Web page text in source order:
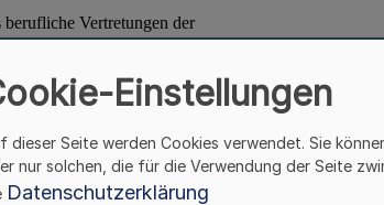
Einstellungen
dieser Seite werden Cookies verwendet. Sie
nur solchen, die für die Verwendung der Seite
Datenschutzerklärung